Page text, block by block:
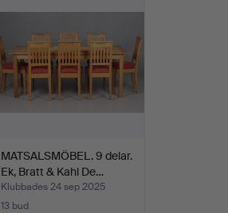
MATSALSMÖBEL. 9 delar.
Ek, Bratt & Kahl De…
Klubbades 24 sep 2025
13 bud